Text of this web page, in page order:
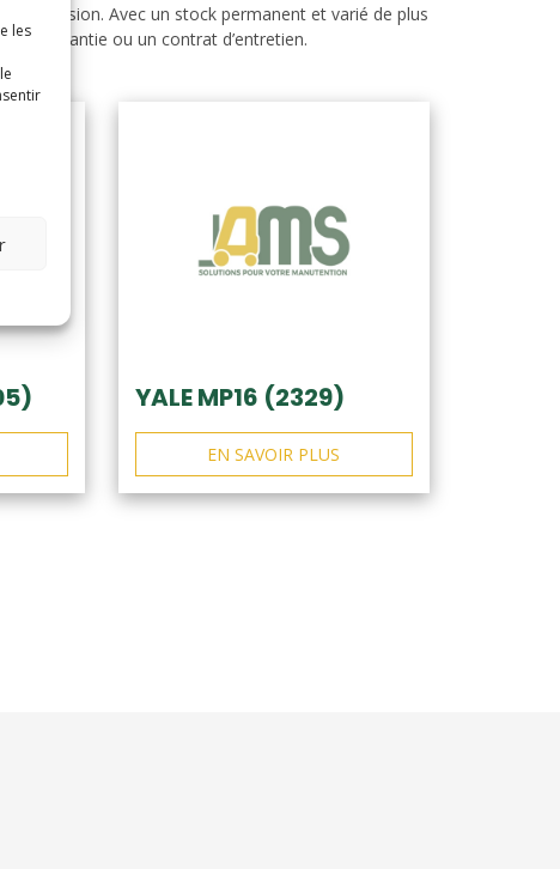
les
Avec un stock permanent et varié de plus
garantie ou un contrat d’entretien.
YALE MP16 (2329)
EN SAVOIR PLUS